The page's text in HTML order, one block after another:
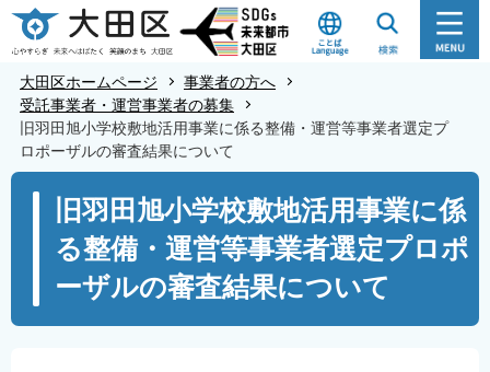
こ
の
大田区ホームページ
事業者の方へ
受託事業者・運営事業者の募集
旧羽田旭小学校敷地活用事業に係る整備・運営等事業者選定プ
ロポーザルの審査結果について
旧羽田旭小学校敷地活用事業に係
る整備・運営等事業者選定プロポ
ーザルの審査結果について